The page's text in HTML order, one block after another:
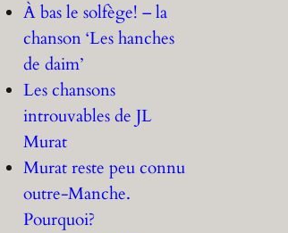
À bas le solfège! – la
chanson ‘Les hanches
de daim’
Les chansons
introuvables de JL
Murat
Murat reste peu connu
outre-Manche.
Pourquoi?